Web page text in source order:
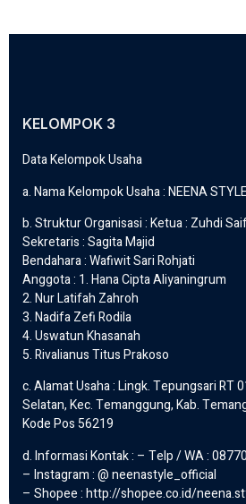
KELOMPOK 3
Data Kelompok Usaha
a. Nama Kelompok Usaha : NEENA
b. Struktur Organisasi : Ketua : Zuhdi
Sekretaris : Sagita Majid
Bendahara : Wafiwit Sari Rohjati
Anggota : 1. Hana Cipta Aliyaningrum
2. Nur Latifah Zahroh
3. Nadifa Zefi Rodila
4. Uswatun Khasanah
5. Rivalianus Titus Prakoso
c. Alamat Usaha : Lingk. Tepungsari RT
Selatan, Kec. Temanggung, Kab.
Kode Pos 56219
d. Informasi Kontak : – Telp / WA :
– Instagram : @ neenastyle_official
– Shopee : http://shopee.co.id/